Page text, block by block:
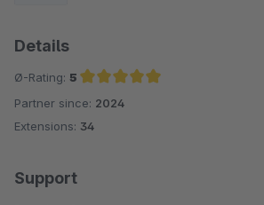
Details
Ø-Rating: 5
Average rating of 5 out of 5 stars
Partner since: 2024
Extensions: 34
Support